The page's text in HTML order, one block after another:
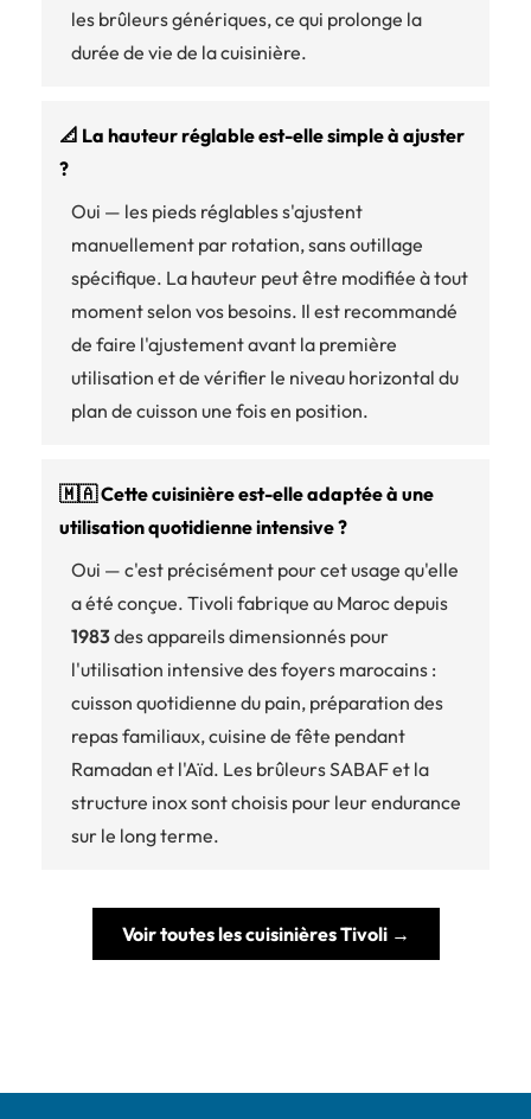
les brûleurs génériques, ce qui prolonge la
durée de vie de la cuisinière.
📐 La hauteur réglable est-elle simple à ajuster
?
Oui — les pieds réglables s'ajustent
manuellement par rotation, sans outillage
spécifique. La hauteur peut être modifiée à tout
moment selon vos besoins. Il est recommandé
de faire l'ajustement avant la première
utilisation et de vérifier le niveau horizontal du
plan de cuisson une fois en position.
🇲🇦 Cette cuisinière est-elle adaptée à une
utilisation quotidienne intensive ?
Oui — c'est précisément pour cet usage qu'elle
a été conçue. Tivoli fabrique au Maroc depuis
1983des appareils dimensionnés pour
l'utilisation intensive des foyers marocains :
cuisson quotidienne du pain, préparation des
repas familiaux, cuisine de fête pendant
Ramadan et l'Aïd. Les brûleurs SABAF et la
structure inox sont choisis pour leur endurance
sur le long terme.
Voir toutes les cuisinières Tivoli →